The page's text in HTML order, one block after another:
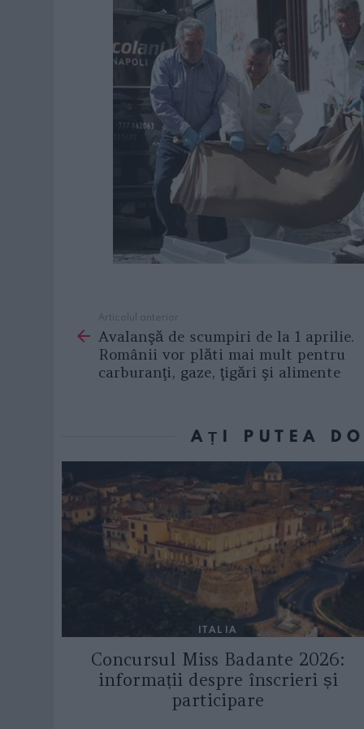
more
Articolul anterior
Avalanşă de scumpiri de la 1 aprilie.
Românii vor plăti mai mult pentru
carburanţi, gaze, ţigări şi alimente
AȚI PUTEA
ITALIA
Concursul Miss Badante 2026:
informații despre înscrieri și
participare